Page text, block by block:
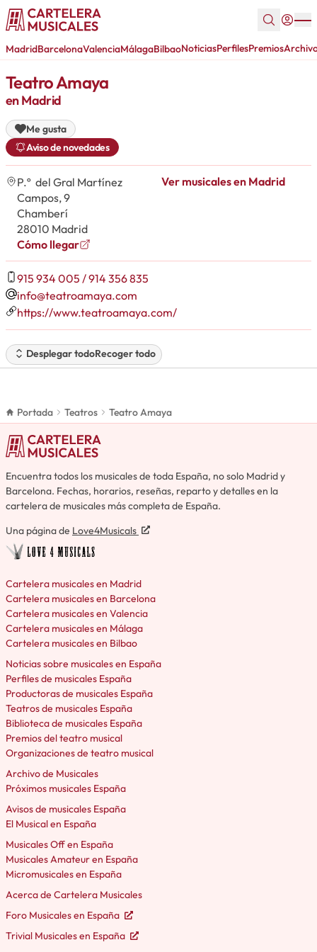
MadridBarcelonaValenciaMálagaBilbaoNoticiasPerfilesPremios
Teatro Amaya
en Madrid
Me gusta
Aviso de novedades
P.º del Gral Martínez
Campos, 9
Chamberí
28010 Madrid
Cómo llegar
Ver musicales en Madrid
915 934 005 / 914 356 835
info@teatroamaya.com
https://www.teatroamaya.com/
Desplegar todoRecoger todo
Portada Teatros Teatro Amaya
Encuentra todos los musicales de toda España, no solo Madrid y
Barcelona. Fechas, horarios, reseñas, reparto y detalles en la
cartelera de musicales más completa de España.
Una página de Love4Musicals
Cartelera musicales en Madrid
Cartelera musicales en Barcelona
Cartelera musicales en Valencia
Cartelera musicales en Málaga
Cartelera musicales en Bilbao
Noticias sobre musicales en España
Perfiles de musicales España
Productoras de musicales España
Teatros de musicales España
Biblioteca de musicales España
Premios del teatro musical
Organizaciones de teatro musical
Archivo de Musicales
Próximos musicales España
Avisos de musicales España
El Musical en España
Musicales Off en España
Musicales Amateur en España
Micromusicales en España
Acerca de Cartelera Musicales
Foro Musicales en España
Trivial Musicales en España